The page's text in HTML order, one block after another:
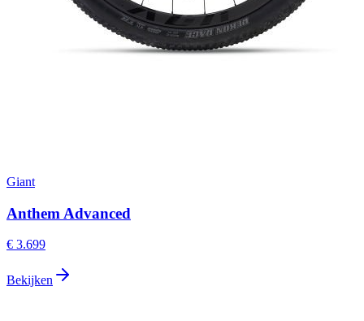
Giant
Anthem Advanced
€ 3.699
Bekijken